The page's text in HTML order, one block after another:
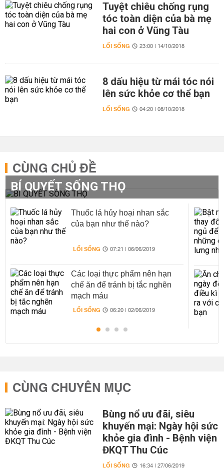
Tuyệt chiêu chống rụng
tóc toàn diện của bà mẹ
hai con ở Vũng Tàu
LỐI SỐNG 23:00 | 14/10/2018
8 dấu hiệu từ mái tóc nói
lên sức khỏe cơ thể bạn
LỐI SỐNG 04:20 | 08/10/2018
CÙNG CHỦ ĐỀ
BÍ QUYẾT SỐNG THỌ
Thuốc lá hủy hoại nhan sắc
của bạn như thế nào?
LỐI SỐNG 07:21 | 06/06/2019
Các loại thực phẩm nên hạn
chế ăn để tránh bị tắc nghẽn
mạch máu
LỐI SỐNG 06:20 | 02/06/2019
CÙNG CHUYÊN MỤC
Bùng nổ ưu đãi, siêu
khuyến mại: Ngày hội sức
khỏe gia đình - Bệnh viện
ĐKQT Thu Cúc
LỐI SỐNG 16:34 | 27/06/2019